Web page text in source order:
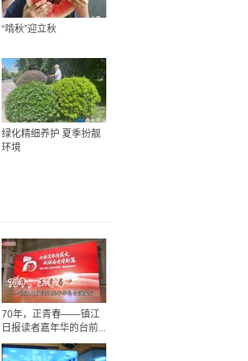
“啃秋”迎立秋
绿化精细养护 夏季扮靓
环境
70年，正青春——镇江
日报读者嘉年华的台前...